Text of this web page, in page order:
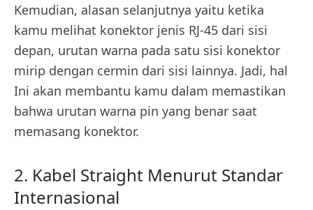
Kemudian, alasan selanjutnya yaitu ketika
kamu melihat konektor jenis RJ-45 dari sisi
depan, urutan warna pada satu sisi konektor
mirip dengan cermin dari sisi lainnya. Jadi, hal
Ini akan membantu kamu dalam memastikan
bahwa urutan warna pin yang benar saat
memasang konektor.
2. Kabel Straight Menurut Standar
Internasional